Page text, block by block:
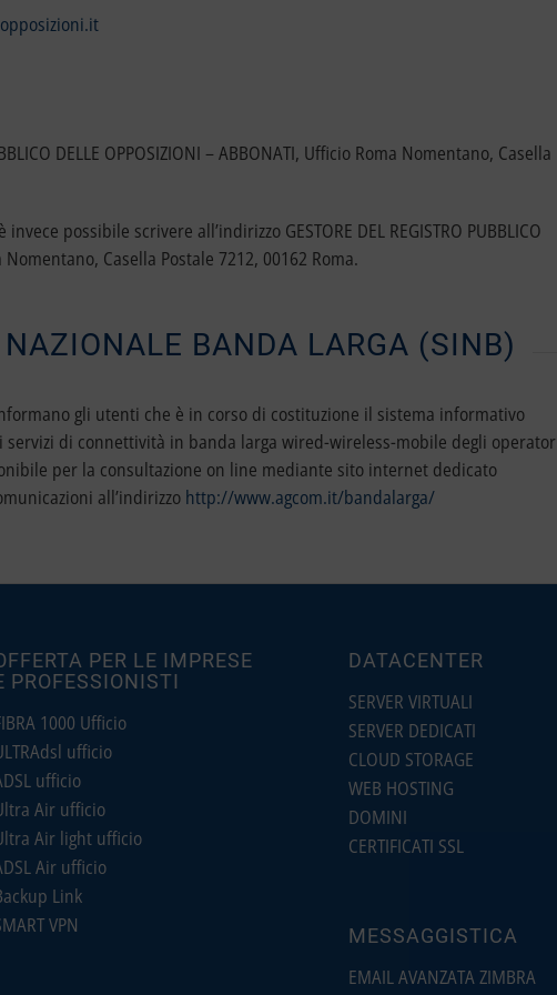
DELLE OPPOSIZIONI – ABBONATI, Ufficio Roma Nomentano, Casella
possibile scrivere all’indirizzo GESTORE DEL REGISTRO PUBBLICO
Nomentano, Casella Postale 7212, 00162 Roma.
BANDA LARGA (SINB)
gli utenti che è in corso di costituzione il sistema informativo
di connettività in banda larga wired-wireless-mobile degli
per la consultazione on line mediante sito internet dedicato
all’indirizzo http://www.agcom.it/bandalarga/
PER LE IMPRESE
PROFESSIONISTI
1000 Ufficio
ufficio
ufficio
Air ufficio
Air light ufficio
Air ufficio
Link
VPN
DATACENTER
SERVER VIRTUALI
SERVER DEDICATI
CLOUD STORAGE
WEB HOSTING
DOMINI
CERTIFICATI SSL
MESSAGGISTICA
EMAIL AVANZATA ZIMBRA